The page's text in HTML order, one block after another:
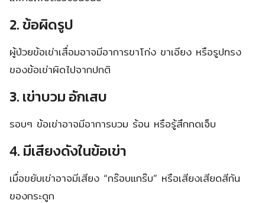
2.ข้อผิดรูป
ผู้ป่วยข้อเข่าเสื่อมอาจมีอาการขาโก่ง ขาเอียง หรือรูปทรง
ของข้อเข่าผิดไปจากปกติ
3. เข่าบวม อักเสบ
รอบๆ ข้อเข่าอาจมีอาการบวม ร้อน หรือรู้สึกกดเจ็บ
4. มีเสียงดังในข้อเข่า
เมื่อขยับเข่าอาจมีเสียง “กร๊อบแกร๊บ” หรือเสียงเสียดสีกัน
ของกระดูก